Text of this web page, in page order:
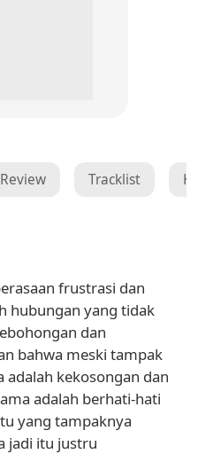
Review Tracklist
frustrasi dan
hubungan yang tidak
dan
bahwa meski tampak
adalah kekosongan dan
adalah berhati-hati
yang tampaknya
jadi itu justru